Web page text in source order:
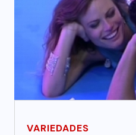
VARIEDADES